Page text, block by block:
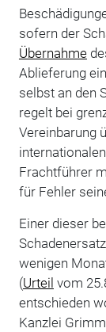
sofern der
Übernahme
Ablieferung
selbst an den
regelt bei
Vereinbarung
internationalen
Frachtführer
für Fehler
Einer dieser
wenigen
(Urteil vom
entschieden
Kanzlei